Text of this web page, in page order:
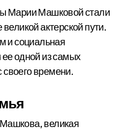
Марии Машковой стали
актерской пути.
и социальная
ее одной из самых
времени.
великая